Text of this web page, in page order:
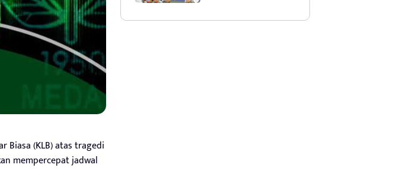
Biasa (KLB) atas tragedi
mempercepat jadwal